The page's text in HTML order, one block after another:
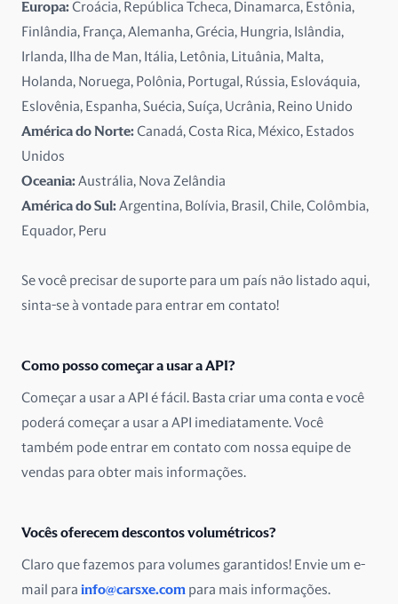
Irlanda
Islândia
Itália
Letônia
Lituânia
México
Nova Zelândia
Omã
Peru
Europa:Croácia, República Tcheca, Dinamarca, Estônia,
Finlândia, França, Alemanha, Grécia, Hungria, Islândia,
Irlanda, Ilha de Man, Itália, Letônia, Lituânia, Malta,
Holanda, Noruega, Polônia, Portugal, Rússia, Eslováquia,
Eslovênia, Espanha, Suécia, Suíça, Ucrânia, Reino Unido
América do Norte:Canadá, Costa Rica, México, Estados
Unidos
Oceania:Austrália, Nova Zelândia
América do Sul:Argentina, Bolívia, Brasil, Chile, Colômbia,
Equador, Peru
Se você precisar de suporte para um país não listado aqui,
sinta-se à vontade para entrar em contato!
Como posso começar a usar a API?
Começar a usar a API é fácil. Basta criar uma conta e você
poderá começar a usar a API imediatamente. Você
também pode entrar em contato com nossa equipe de
vendas para obter mais informações.
Vocês oferecem descontos volumétricos?
Claro que fazemos para volumes garantidos! Envie um e-
mail para info@carsxe.com para mais informações.